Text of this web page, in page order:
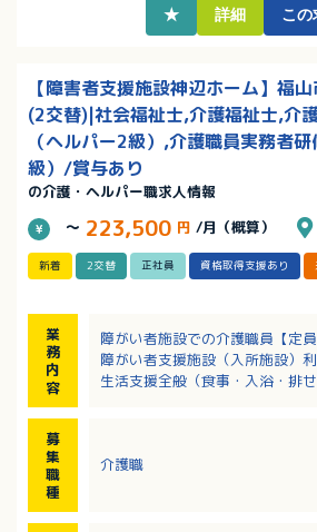
★ 詳細 この
【障害者支援施設神辺ホーム】福
(2交替)|社会福祉士,介護福祉士,介
（ヘルパー2級）,介護職員実務者
級）/賞与あり
の介護・ヘルパー職求人情報
～ 223,500 円 /月（概算）
新着 2交替 正社員 資格取得支援あり
業
務
内
容
障がい者施設での介護職員【定員
障がい者支援施設（入所施設）
生活支援全般（食事・入浴・排せ
ますので、未経験でも安心です
募
集
職
種
介護職